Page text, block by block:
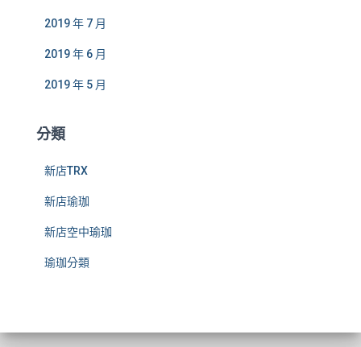
2019 年 7 月
2019 年 6 月
2019 年 5 月
分類
新店TRX
新店瑜珈
新店空中瑜珈
瑜珈分類